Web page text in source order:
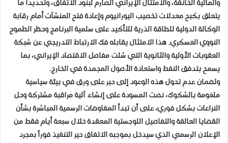
والمالية الخانقة، والامتثال الإيراني الصارم لبنود الاتفاق، وتحديداً ما
يتعلق بكبح معدلات تخصيب اليورانيوم وإعادة فتح المنشآت أمام رقابة
الوكالة الدولية للطاقة الذرية للتأكيد على سلمية البرنامج وحظر الطموح
النووي العسكري. هذا الامتثال يقابله فك الارتباط التدريجي عن شبكة
العقوبات الأولية والثانوية التي شلت مفاصل الاقتصاد الإيراني، بما
يسمح بتدفق النفط واستعادة الأصول المجمدة في الخارج.
​ولضمان عدم تحول هذه الوعود إلى حبر على ورق في بيئة سياسية
ملغومة بالشكوك، نصت المسودة على إنشاء آلية مراقبة مشتركة وحل
النزاعات بشكل فوري، على أن تبدأ المفاوضات الرسمية المباشرة بشأن
القضايا العالقة والتفاصيل اللوجستية المعقدة خلال سبعة أيام فقط من
الإعلان الرسمي الذي سيدخل بموجبه الاتفاق حيز التنفيذ فوراً بمجرد